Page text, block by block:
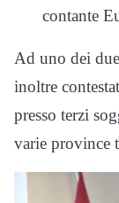
contante
Ad uno dei
inoltre
presso terzi
varie province